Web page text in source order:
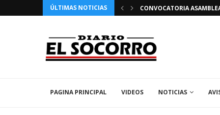
ÚLTIMAS NOTICIAS
PATRONALES 2026 EN EL SOCORRO CONVOCATORIA
PAGINA PRINCIPAL VIDEOS NOTICIAS